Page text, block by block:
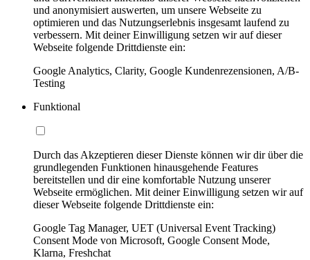
und anonymisiert auswerten, um unsere Webseite zu
optimieren und das Nutzungserlebnis insgesamt laufend zu
verbessern. Mit deiner Einwilligung setzen wir auf dieser
Webseite folgende Drittdienste ein:
Google Analytics, Clarity, Google Kundenrezensionen, A/B-
Testing
Funktional
Durch das Akzeptieren dieser Dienste können wir dir über die
grundlegenden Funktionen hinausgehende Features
bereitstellen und dir eine komfortable Nutzung unserer
Webseite ermöglichen. Mit deiner Einwilligung setzen wir auf
dieser Webseite folgende Drittdienste ein:
Google Tag Manager, UET (Universal Event Tracking)
Consent Mode von Microsoft, Google Consent Mode,
Klarna, Freshchat